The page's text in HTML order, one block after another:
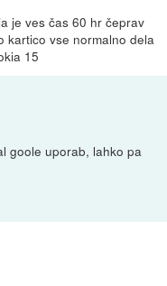
je ves čas 60 hr čeprav
kartico vse normalno dela
15
goole uporab, lahko pa